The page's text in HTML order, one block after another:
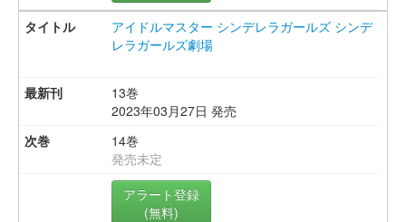
アイドルマスター シンデレラガールズ シンデ
レラガールズ劇場
13巻
2023年03月27日 発売
14巻
発売未定
アラート登録
(無料)